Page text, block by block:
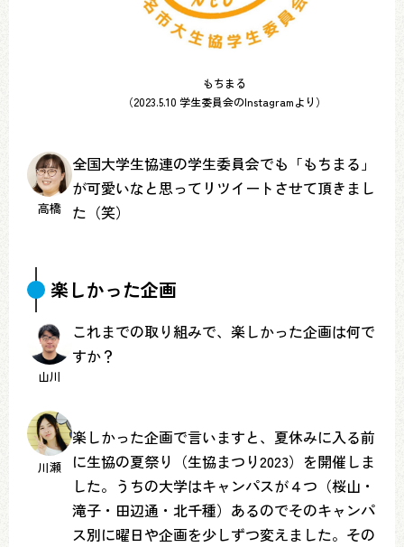
もちまる
（2023.5.10 学生委員会のInstagramより）
高橋
全国大学生協連の学生委員会でも「もちまる」
が可愛いなと思ってリツイートさせて頂きまし
た（笑）
楽しかった企画
山川
これまでの取り組みで、楽しかった企画は何で
すか？
川瀬
楽しかった企画で言いますと、夏休みに入る前
に生協の夏祭り（生協まつり2023）を開催しま
した。うちの大学はキャンパスが４つ（桜山・
滝子・田辺通・北千種）あるのでそのキャンパ
ス別に曜日や企画を少しずつ変えました。その